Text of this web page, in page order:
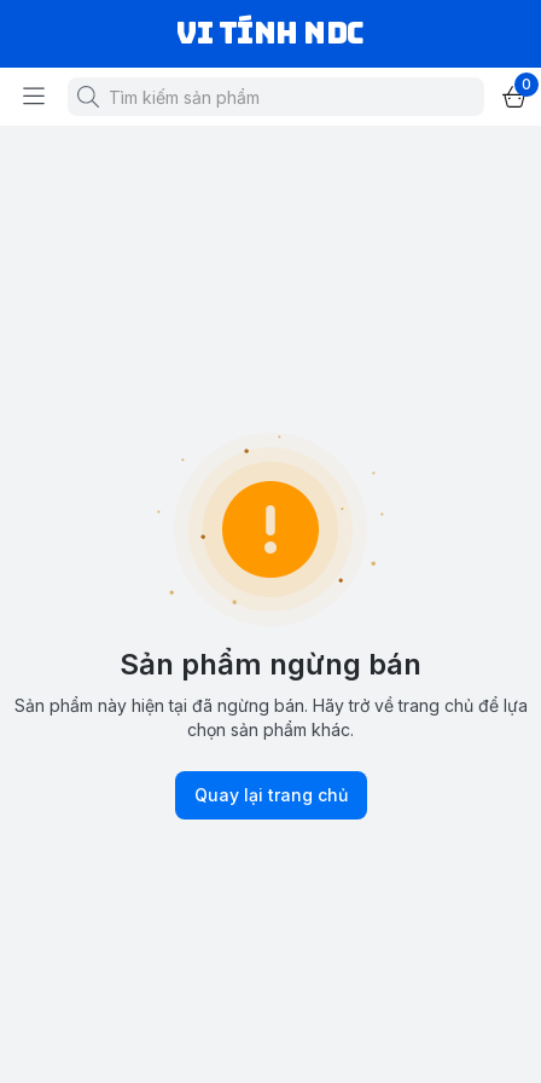
VI TÍNH NDC
0
Sản phẩm ngừng bán
Sản phẩm này hiện tại đã ngừng bán. Hãy trở về trang chủ để lựa
chọn sản phẩm khác.
Quay lại trang chủ